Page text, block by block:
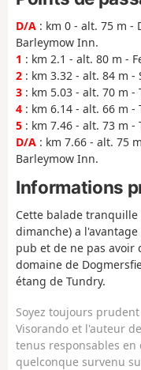
D/A : km 0 - alt. 75 m -
Barleymow Inn.
1 : km 2.1 - alt. 80 m -
2 : km 3.32 - alt. 84 m
3 : km 5.03 - alt. 70 m
4 : km 6.14 - alt. 66 m -
5 : km 7.46 - alt. 73 m
D/A : km 7.66 - alt. 75
Barleymow Inn.
Informations
Cette balade
dimanche) a
pub et de ne pas avoir
domaine de
étang de Tundry.
Soyez toujours
Visorando et l'auteur
tenus responsables
quelconque survenu